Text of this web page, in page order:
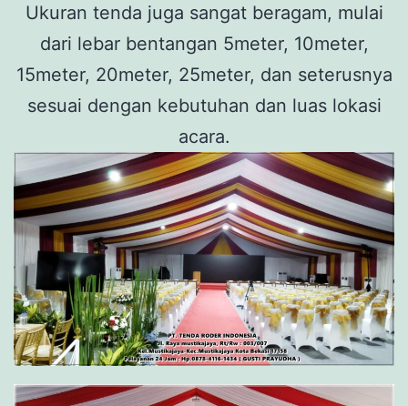
Ukuran tenda juga sangat beragam, mulai
dari lebar bentangan 5meter, 10meter,
15meter, 20meter, 25meter, dan seterusnya
sesuai dengan kebutuhan dan luas lokasi
acara.